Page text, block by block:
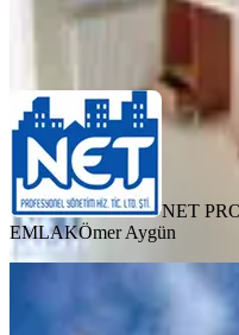
NET PROFESYONEL
NET
EMLAKÖmer Aygün